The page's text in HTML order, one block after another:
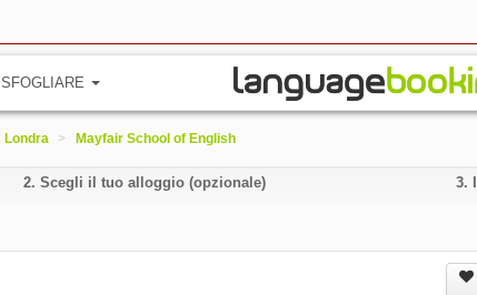
SFOGLIARE
Londra > Mayfair School of English
2. Scegli il tuo alloggio (opzionale) 3.